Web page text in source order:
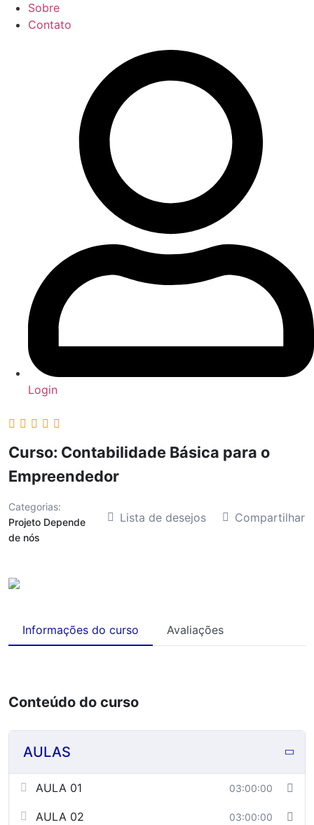
Sobre
Contato
Login
Curso: Contabilidade Básica para o
Empreendedor
Categorias:
Projeto Depende
de nós
Lista de desejos Compartilhar
Informações do curso Avaliações
Conteúdo do curso
AULAS
AULA 01 03:00:00
AULA 02 03:00:00